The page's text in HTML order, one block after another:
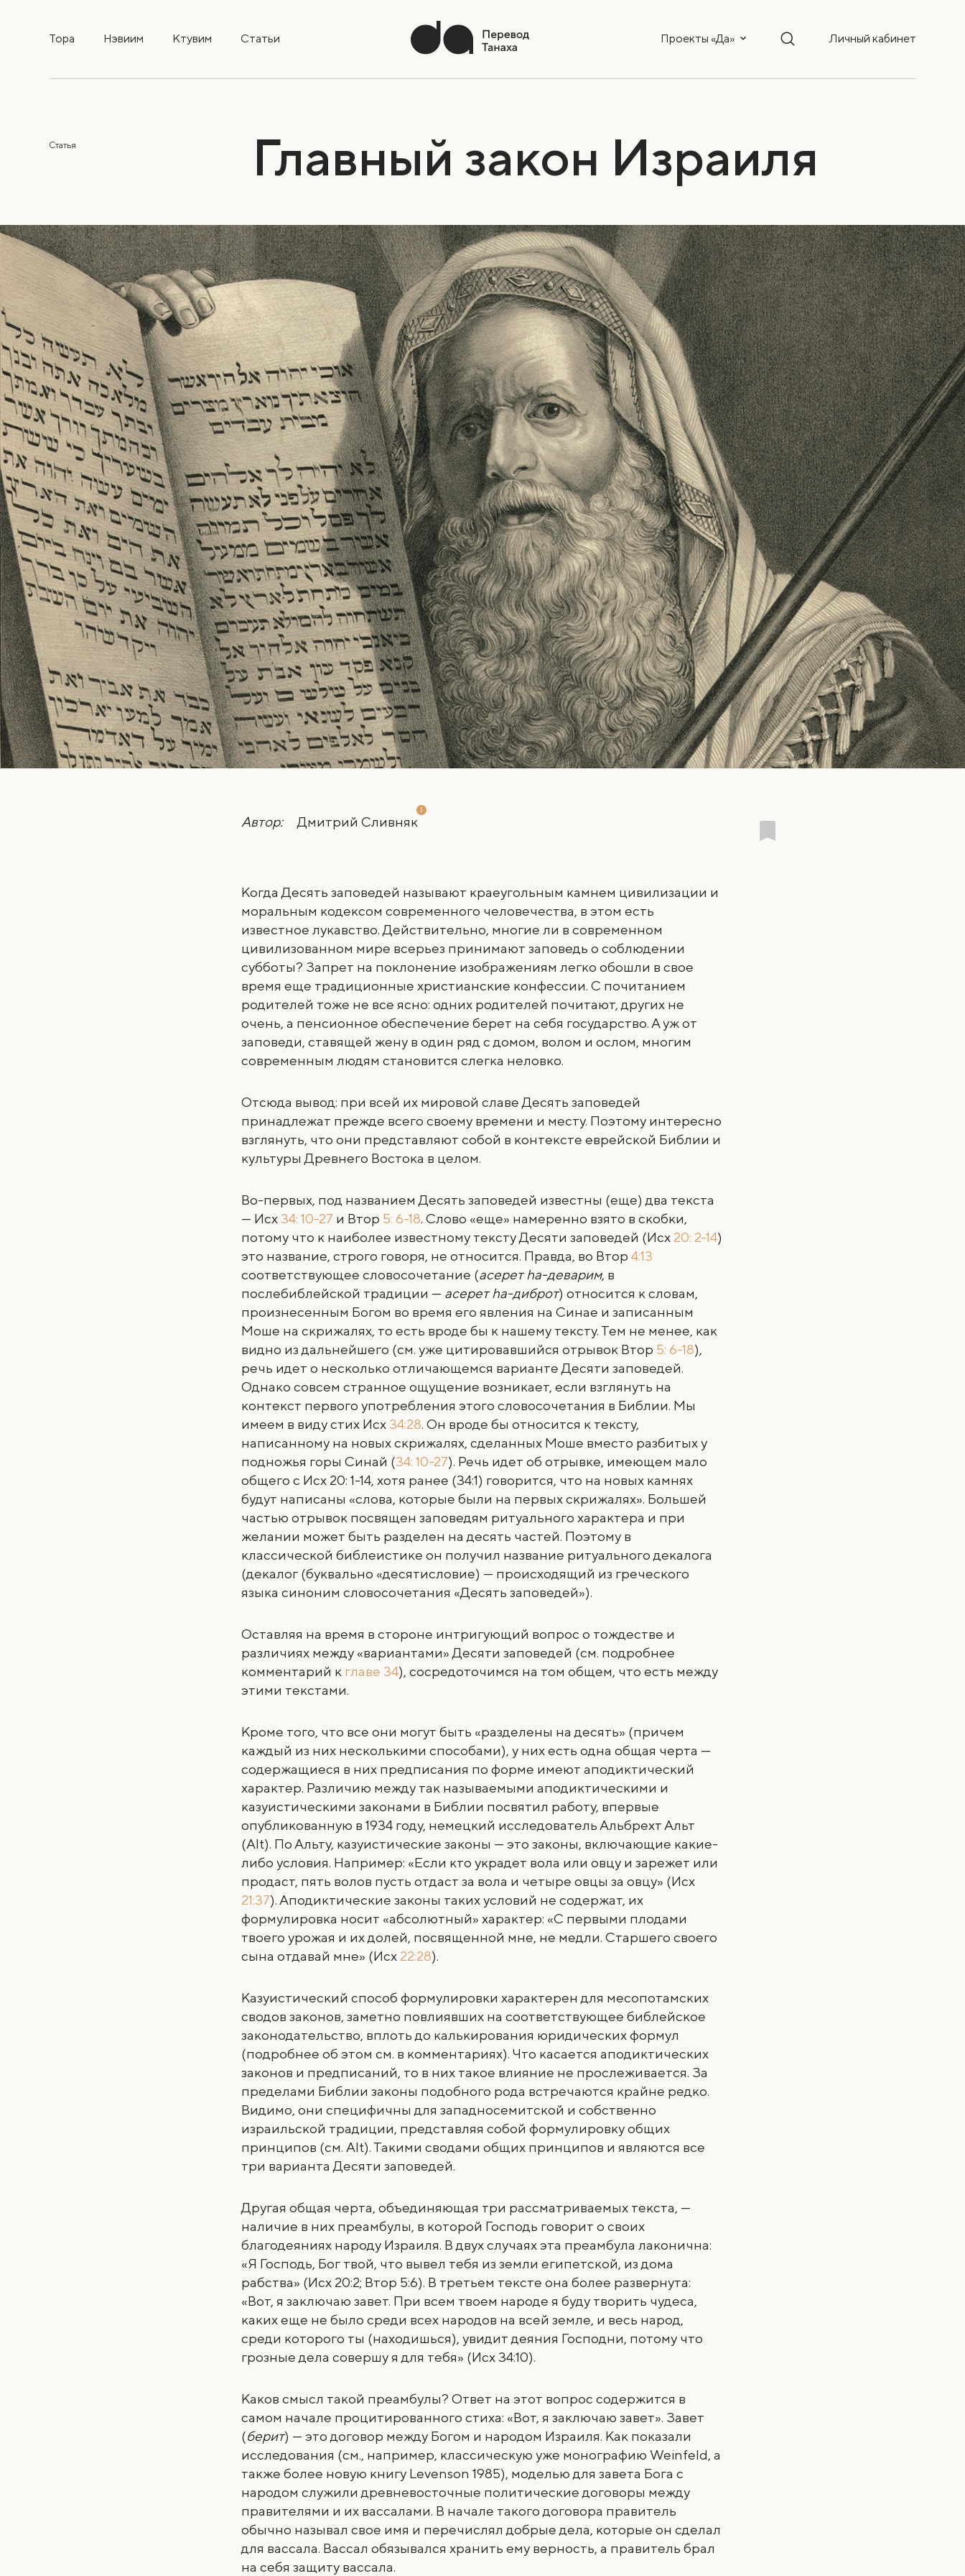
Тора Нэвиим Ктувим Статьи Проекты «Да» Личный кабинет
Статья Главный закон Израиля
Автор: Дмитрий Сливняк
Когда Десять заповедей называют краеугольным камнем цивилизации и
моральным кодексом современного человечества, в этом есть
известное лукавство. Действительно, многие ли в современном
цивилизованном мире всерьез принимают заповедь о соблюдении
субботы? Запрет на поклонение изображениям легко обошли в свое
время еще традиционные христианские конфессии. С почитанием
родителей тоже не все ясно: одних родителей почитают, других не
очень, а пенсионное обеспечение берет на себя государство. А уж от
заповеди, ставящей жену в один ряд с домом, волом и ослом, многим
современным людям становится слегка неловко.
Отсюда вывод: при всей их мировой славе Десять заповедей
принадлежат прежде всего своему времени и месту. Поэтому интересно
взглянуть, что они представляют собой в контексте еврейской Библии и
культуры Древнего Востока в целом.
Во-первых, под названием Десять заповедей известны (еще) два текста
— Исх 34: 10-27 и Втор 5: 6-18. Слово «еще» намеренно взято в скобки,
потому что к наиболее известному тексту Десяти заповедей (Исх 20: 2-14)
это название, строго говоря, не относится. Правда, во Втор 4:13
соответствующее словосочетание (асерет hа-деварим, в
послебиблейской традиции — асерет hа-диброт) относится к словам,
произнесенным Богом во время его явления на Синае и записанным
Моше на скрижалях, то есть вроде бы к нашему тексту. Тем не менее, как
видно из дальнейшего (см. уже цитировавшийся отрывок Втор 5: 6-18),
речь идет о несколько отличающемся варианте Десяти заповедей.
Однако совсем странное ощущение возникает, если взглянуть на
контекст первого употребления этого словосочетания в Библии. Мы
имеем в виду стих Исх 34:28. Он вроде бы относится к тексту,
написанному на новых скрижалях, сделанных Моше вместо разбитых у
подножья горы Синай (34: 10-27). Речь идет об отрывке, имеющем мало
общего с Исх 20: 1-14, хотя ранее (34:1) говорится, что на новых камнях
будут написаны «слова, которые были на первых скрижалях». Большей
частью отрывок посвящен заповедям ритуального характера и при
желании может быть разделен на десять частей. Поэтому в
классической библеистике он получил название ритуального декалога
(декалог (буквально «десятисловие) — происходящий из греческого
языка синоним словосочетания «Десять заповедей»).
Оставляя на время в стороне интригующий вопрос о тождестве и
различиях между «вариантами» Десяти заповедей (см. подробнее
комментарий к главе 34), сосредоточимся на том общем, что есть между
этими текстами.
Кроме того, что все они могут быть «разделены на десять» (причем
каждый из них несколькими способами), у них есть одна общая черта —
содержащиеся в них предписания по форме имеют аподиктический
характер. Различию между так называемыми аподиктическими и
казуистическими законами в Библии посвятил работу, впервые
опубликованную в 1934 году, немецкий исследователь Альбрехт Альт
(Alt). По Альту, казуистические законы — это законы, включающие какие-
либо условия. Например: «Если кто украдет вола или овцу и зарежет или
продаст, пять волов пусть отдаст за вола и четыре овцы за овцу» (Исх
21:37). Аподиктические законы таких условий не содержат, их
формулировка носит «абсолютный» характер: «С первыми плодами
твоего урожая и их долей, посвященной мне, не медли. Старшего своего
сына отдавай мне» (Исх 22:28).
Казуистический способ формулировки характерен для месопотамских
сводов законов, заметно повлиявших на соответствующее библейское
законодательство, вплоть до калькирования юридических формул
(подробнее об этом см. в комментариях). Что касается аподиктических
законов и предписаний, то в них такое влияние не прослеживается. За
пределами Библии законы подобного рода встречаются крайне редко.
Видимо, они специфичны для западносемитской и собственно
израильской традиции, представляя собой формулировку общих
принципов (см. Alt). Такими сводами общих принципов и являются все
три варианта Десяти заповедей.
Другая общая черта, объединяющая три рассматриваемых текста, —
наличие в них преамбулы, в которой Господь говорит о своих
благодеяниях народу Израиля. В двух случаях эта преамбула лаконична:
«Я Господь, Бог твой, что вывел тебя из земли египетской, из дома
рабства» (Исх 20:2; Втор 5:6). В третьем тексте она более развернута:
«Вот, я заключаю завет. При всем твоем народе я буду творить чудеса,
каких еще не было среди всех народов на всей земле, и весь народ,
среди которого ты (находишься), увидит деяния Господни, потому что
грозные дела совершу я для тебя» (Исх 34:10).
Каков смысл такой преамбулы? Ответ на этот вопрос содержится в
самом начале процитированного стиха: «Вот, я заключаю завет». Завет
(берит) — это договор между Богом и народом Израиля. Как показали
исследования (см., например, классическую уже монографию Weinfeld, а
также более новую книгу Levenson 1985), моделью для завета Бога с
народом служили древневосточные политические договоры между
правителями и их вассалами. В начале такого договора правитель
обычно называл свое имя и перечислял добрые дела, которые он сделал
для вассала. Вассал обязывался хранить ему верность, а правитель брал
на себя защиту вассала.